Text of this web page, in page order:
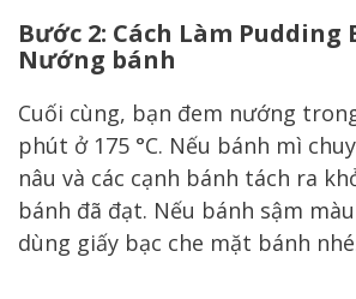
Bước 2: Cách Làm Pudding
Nướng bánh
Cuối cùng, bạn đem nướng
phút ở 175 °C. Nếu bánh mì
nâu và các cạnh bánh tách ra
bánh đã đạt. Nếu bánh sậm
dùng giấy bạc che mặt bánh